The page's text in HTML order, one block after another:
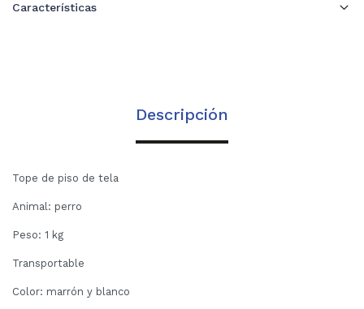
Características
Descripción
Tope de piso de tela
Animal: perro
Peso: 1 kg
Transportable
Color: marrón y blanco